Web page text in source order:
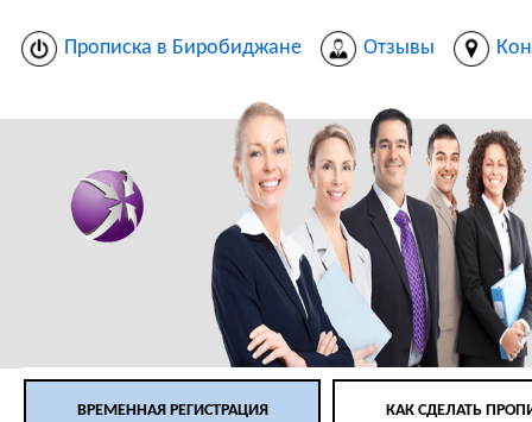
Прописка в Биробиджане Отзывы
ВРЕМЕННАЯ РЕГИСТРАЦИЯ КАК СДЕЛАТЬ